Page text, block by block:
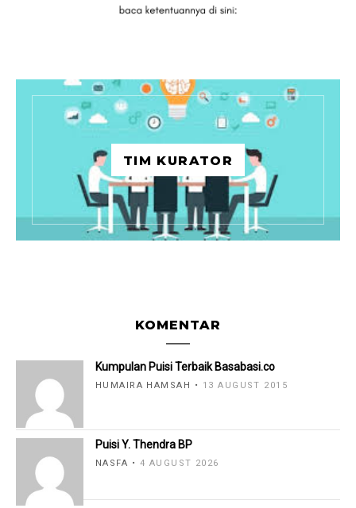
TIM KURATOR
KOMENTAR
Kumpulan Puisi Terbaik Basabasi.co
HUMAIRA HAMSAH 13 AUGUST 2015
Puisi Y. Thendra BP
NASFA 4 AUGUST 2026